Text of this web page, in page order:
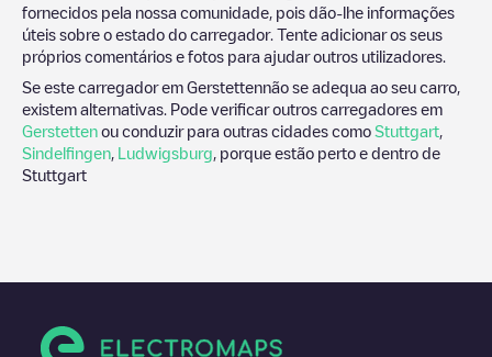
fornecidos pela nossa comunidade, pois dão-lhe informações
úteis sobre o estado do carregador. Tente adicionar os seus
próprios comentários e fotos para ajudar outros utilizadores.
Se este carregador em Gerstettennão se adequa ao seu carro,
existem alternativas. Pode verificar outros carregadores em
Gerstetten ou conduzir para outras cidades como Stuttgart
Sindelfingen Ludwigsburg , porque estão perto e dentro de
Stuttgart